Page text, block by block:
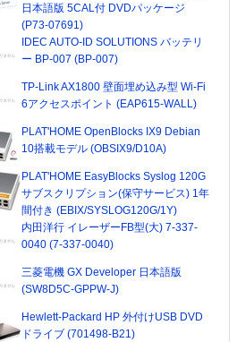
日本語版 5CAL付 DVDパッケージ
(P73-07691)
IDEC AUTO-ID SOLUTIONS バッテリ
ー BP-007 (BP-007)
TP-Link AX1800 壁面埋め込み型 Wi-Fi
6アクセスポイント (EAP615-WALL)
PLAT'HOME OpenBlocks IX9 Debian
10搭載モデル (OBSIX9/D10A)
PLAT'HOME EasyBlocks Syslog 120G
サブスクリプション(保守サービス) 1年
間付き (EBIX/SYSLOG120G/1Y)
内田洋行 イレーザーFB型(大) 7-337-
0040 (7-337-0040)
三菱電機 GX Developer 日本語版
(SW8D5C-GPPW-J)
Hewlett-Packard HP 外付けUSB DVD
ドライブ (701498-B21)